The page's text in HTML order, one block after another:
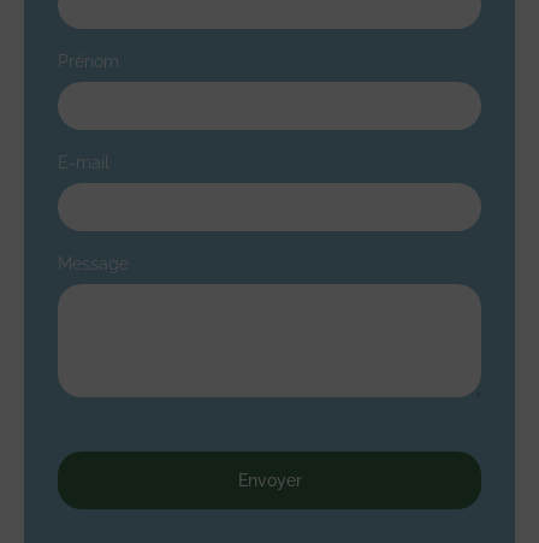
Prénom
E-mail
Message
Envoyer